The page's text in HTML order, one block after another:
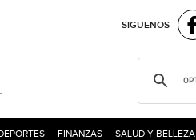
SIGUENOS
FINANZAS SALUD Y BELLEZA